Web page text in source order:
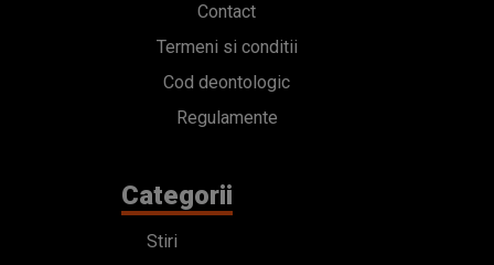
Contact
Termeni si conditii
Cod deontologic
Regulamente
Categorii
Stiri